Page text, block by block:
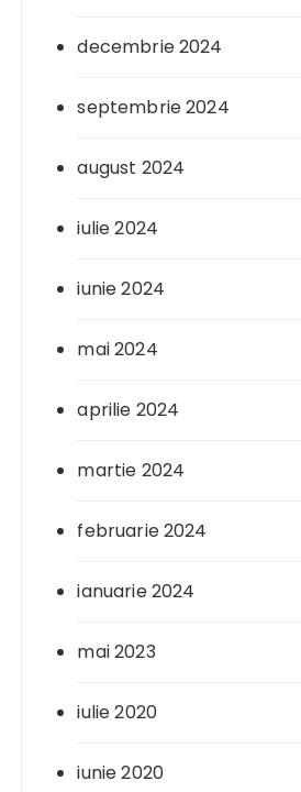
decembrie 2024
septembrie 2024
august 2024
iulie 2024
iunie 2024
mai 2024
aprilie 2024
martie 2024
februarie 2024
ianuarie 2024
mai 2023
iulie 2020
iunie 2020